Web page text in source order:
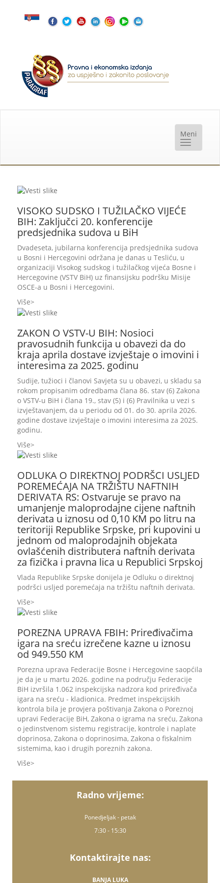
VISOKO SUDSKO I TUŽILAČKO VIJEĆE
BIH: Zaključci 20. konferencije
predsjednika sudova u BiH
Dvadeseta, jubilarna konferencija predsjednika sudova
u Bosni i Hercegovini održana je danas u Tesliću, u
organizaciji Visokog sudskog i tužilačkog vijeća Bosne i
Hercegovine (VSTV BiH) uz finansijsku podršku Misije
OSCE-a u Bosni i Hercegovini.
Više
ZAKON O VSTV-U BIH: Nosioci
pravosudnih funkcija u obavezi da do
kraja aprila dostave izvještaje o imovini i
interesima za 2025. godinu
Sudije, tužioci i članovi Savjeta su u obavezi, u skladu sa
rokom propisanim odredbama člana 86. stav (6) Zakona
o VSTV-u BiH i člana 19., stav (5) i (6) Pravilnika u vezi s
izvještavanjem, da u periodu od 01. do 30. aprila 2026.
godine dostave izvještaje o imovini interesima za 2025.
godinu.
Više
ODLUKA O DIREKTNOJ PODRŠCI USLJED
POREMEĆAJA NA TRŽIŠTU NAFTNIH
DERIVATA RS: Ostvaruje se pravo na
umanjenje maloprodajne cijene naftnih
derivata u iznosu od 0,10 KM po litru na
teritoriji Republike Srpske, pri kupovini u
jednom od maloprodajnih objekata
ovlašćenih distributera naftnih derivata
za fizička i pravna lica u Republici Srpskoj
Vlada Republike Srpske donijela je Odluku o direktnoj
podršci usljed poremećaja na tržištu naftnih derivata.
Više
POREZNA UPRAVA FBIH: Priređivačima
igara na sreću izrečene kazne u iznosu
od 949.550 KM
Porezna uprava Federacije Bosne i Hercegovine saopćila
je da je u martu 2026. godine na području Federacije
BiH izvršila 1.062 inspekcijska nadzora kod priređivača
igara na sreću - kladionica. Predmet inspekcijskih
kontrola bila je provjera poštivanja Zakona o Poreznoj
upravi Federacije BiH, Zakona o igrama na sreću, Zakona
o jedinstvenom sistemu registracije, kontrole i naplate
doprinosa, Zakona o doprinosima, Zakona o fiskalnim
sistemima, kao i drugih poreznih zakona.
Više
Radno vrijeme:
Ponedjeljak - petak
7:30 - 15:30
Kontaktirajte nas:
BANJA LUKA